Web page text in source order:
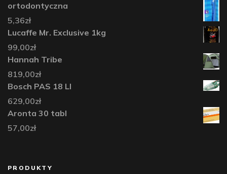
ortodontyczna
5,36zł
Lucaffe Mr. Exclusive 1kg
99,00zł
Hannah Tribe
819,00zł
Bosch PAS 18 LI
629,00zł
Aronta 30 tabl
57,00zł
PRODUKTY